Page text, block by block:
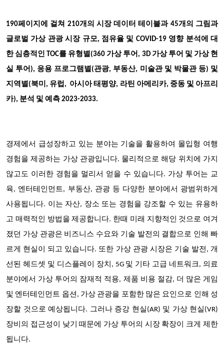
190페이지에 걸쳐 210개의 시장 데이터 테이블과 45개의 그림과
글로벌 가상 관광 시장 규모, 점유율 및 COVID-19 영향 분석에 대
한 심층적인 TOC를 유형별(360 가상 투어, 3D 가상 투어 및 가상 현
실 투어), 응용 프로그램별(관광, 부동산, 미술관 및 박물관 등) 및
지역별(북미, 유럽, 아시아 태평양, 라틴 아메리카, 중동 및 아프리
카), 분석 및 예측 2023-2033.
경제에서 급성장하고 있는 분야는 기술을 활용하여 몰입형 여행
경험을 제공하는 가상 관광입니다. 물리적으로 해당 위치에 가지
않고도 이러한 경험을 멀리서 얻을 수 있습니다. 가상 투어는 교
육, 엔터테인먼트, 부동산, 관광 등 다양한 분야에서 광범위하게
사용됩니다. 이는 자산, 장소 또는 경험을 강조할 수 있는 유용하
고 매력적인 방법을 제공합니다. 한때 미래 지향적인 것으로 여겨
졌던 가상 관광은 비즈니스 수요와 기술 발전의 결합으로 인해 빠
르게 현실이 되고 있습니다. 또한 가상 관광 시장은 기술 발전, 개
선된 헤드셋 및 디스플레이 장치, 5G 및 기타 고급 네트워크, 의료
분야에서 가상 투어의 잠재적 적용, 제품 비용 절감, 더 많은 게임
및 엔터테인먼트 옵션, 가상 관광을 포함한 많은 요인으로 인해 성
장할 것으로 예상됩니다. 그러나 증강 현실(AR) 및 가상 현실(VR)
장비의 접근성이 낮기 때문에 가상 투어의 시장 확장이 크게 제한
됩니다.